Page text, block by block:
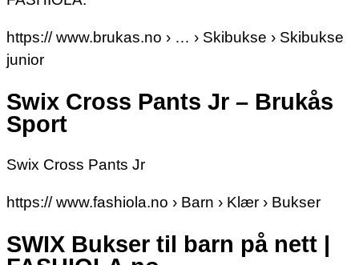
https:// www.brukas.no › … › Skibukse › Skibukse
junior
Swix Cross Pants Jr – Brukås
Sport
Swix Cross Pants Jr
https:// www.fashiola.no › Barn › Klær › Bukser
SWIX Bukser til barn på nett |